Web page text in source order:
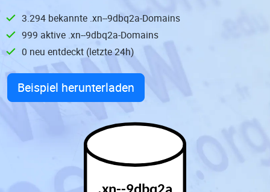
3.294 bekannte .xn--9dbq2a-Domains
999 aktive .xn--9dbq2a-Domains
0 neu entdeckt (letzte 24h)
Beispiel herunterladen